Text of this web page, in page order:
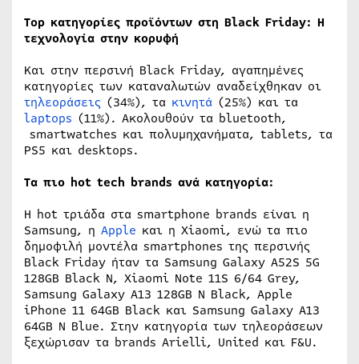
Top κατηγορίες προϊόντων στη Black Friday: Η
τεχνολογία στην κορυφή
Και στην περσινή Black Friday, αγαπημένες
κατηγορίες των καταναλωτών αναδείχθηκαν οι
τηλεοράσεις (34%), τα κινητά (25%) και τα
laptops (11%). Ακολουθούν τα bluetooth,
smartwatches και πολυμηχανήματα, tablets, τα
PS5 και desktops.
Τα πιο hot tech brands ανά κατηγορία:
Η hot τριάδα στα smartphone brands είναι η
Samsung, η Apple και η Xiaomi, ενώ τα πιο
δημοφιλή μοντέλα smartphones της περσινής
Black Friday ήταν τα Samsung Galaxy A52S 5G
128GB Black N, Xiaomi Note 11S 6/64 Grey,
Samsung Galaxy A13 128GB N Black, Apple
iPhone 11 64GB Black και Samsung Galaxy A13
64GB N Blue. Στην κατηγορία των τηλεοράσεων
ξεχώρισαν τα brands Arielli, United και F&U.